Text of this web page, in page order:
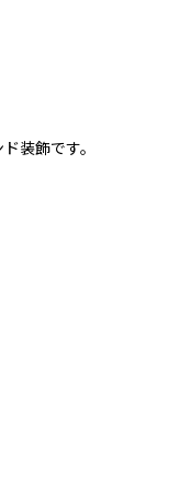
装飾です。